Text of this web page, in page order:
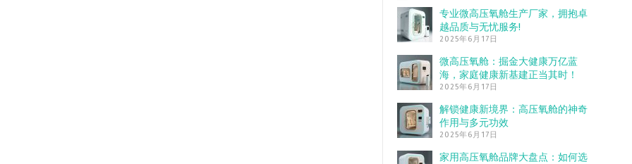
专业微高压氧舱生产厂家，拥抱卓
越品质与无忧服务!
2025年6月17日
微高压氧舱：掘金大健康万亿蓝
海，家庭健康新基建正当其时！
2025年6月17日
解锁健康新境界：高压氧舱的神奇
作用与多元功效
2025年6月17日
家用高压氧舱品牌大盘点：如何选